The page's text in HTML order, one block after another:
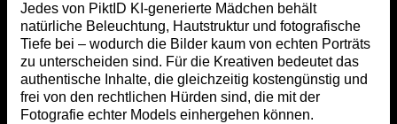
Jedes von PiktID KI-generierte Mädchen behält
natürliche Beleuchtung, Hautstruktur und fotografische
Tiefe bei – wodurch die Bilder kaum von echten Porträts
zu unterscheiden sind. Für die Kreativen bedeutet das
authentische Inhalte, die gleichzeitig kostengünstig und
frei von den rechtlichen Hürden sind, die mit der
Fotografie echter Models einhergehen können.